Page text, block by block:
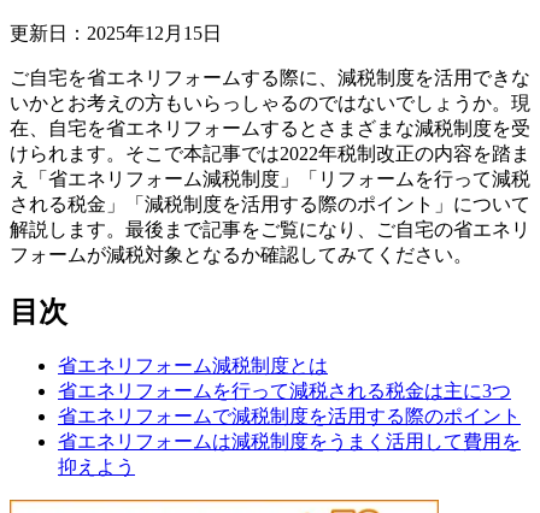
更新日： 2025年12 月 15日
ご自宅を省エネリフォームする際に、減税制度を活用できな
いかとお考えの方もいらっしゃるのではないでしょうか。現
在、自宅を省エネリフォームするとさまざまな減税制度を受
けられます。そこで本記事では2022年税制改正の内容を踏ま
え「省エネリフォーム減税制度」「リフォームを行って減税
される税金」「減税制度を活用する際のポイント」について
解説します。最後まで記事をご覧になり、ご自宅の省エネリ
フォームが減税対象となるか確認してみてください。
目次
省エネリフォーム減税制度とは
省エネリフォームを行って減税される税金は主に3つ
省エネリフォームで減税制度を活用する際のポイント
省エネリフォームは減税制度をうまく活用して費用を
抑えよう